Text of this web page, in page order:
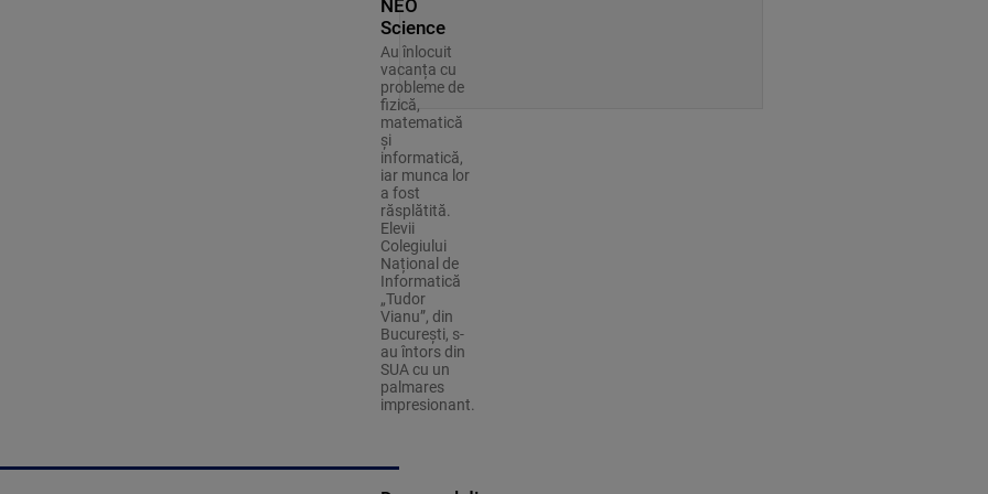
NEO
Science
Au înlocuit
vacanța cu
probleme de
fizică,
matematică
și
informatică,
iar munca lor
a fost
răsplătită.
Elevii
Colegiului
Național de
Informatică
„Tudor
Vianu”, din
București, s-
au întors din
SUA cu un
palmares
impresionant.